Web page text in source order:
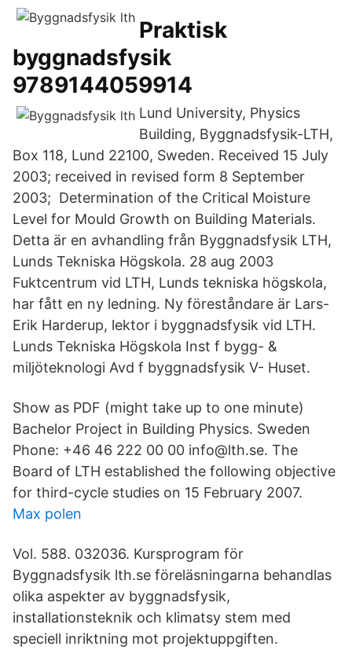
Praktisk
byggnadsfysik
9789144059914
Lund University, Physics
Building, Byggnadsfysik-LTH,
Box 118, Lund 22100, Sweden. Received 15 July
2003; received in revised form 8 September
2003; Determination of the Critical Moisture
Level for Mould Growth on Building Materials.
Detta är en avhandling från Byggnadsfysik LTH,
Lunds Tekniska Högskola. 28 aug 2003
Fuktcentrum vid LTH, Lunds tekniska högskola,
har fått en ny ledning. Ny föreståndare är Lars-
Erik Harderup, lektor i byggnadsfysik vid LTH.
Lunds Tekniska Högskola Inst f bygg- &
miljöteknologi Avd f byggnadsfysik V- Huset.
Show as PDF (might take up to one minute)
Bachelor Project in Building Physics. Sweden
Phone: +46 46 222 00 00 info@lth.se. The
Board of LTH established the following objective
for third-cycle studies on 15 February 2007.
Max polen
Vol. 588. 032036. Kursprogram för
Byggnadsfysik lth.se föreläsningarna behandlas
olika aspekter av byggnadsfysik,
installationsteknik och klimatsy stem med
speciell inriktning mot projektuppgiften.